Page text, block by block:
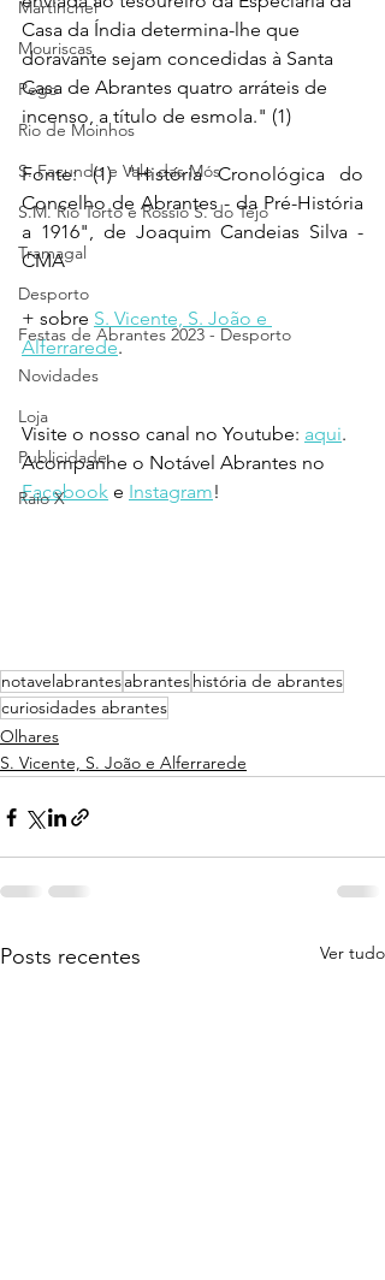
Martinchel
Mouriscas
Pego
Rio de Moinhos
S. Facundo e Vale das Mós
S.M. Rio Torto e Rossio S. do Tejo
Tramagal
Desporto
Festas de Abrantes 2023 - Desporto
Novidades
Loja
Publicidade
Raio X
Casa da Índia determina-lhe que
doravante sejam concedidas à Santa
Casa de Abrantes quatro arráteis de
incenso, a título de esmola." (1)
Fonte: (1) "História Cronológica do
Concelho de Abrantes - da Pré-História
a 1916", de Joaquim Candeias Silva -
CMA
+ sobre S. Vicente, S. João e
Alferrarede.
Visite o nosso canal no Youtube: aqui.
Acompanhe o Notável Abrantes no
Facebook e Instagram!
notavelabrantesabranteshistória de abrantes
curiosidades abrantes
Olhares
S. Vicente, S. João e Alferrarede
Posts recentes Ver tudo